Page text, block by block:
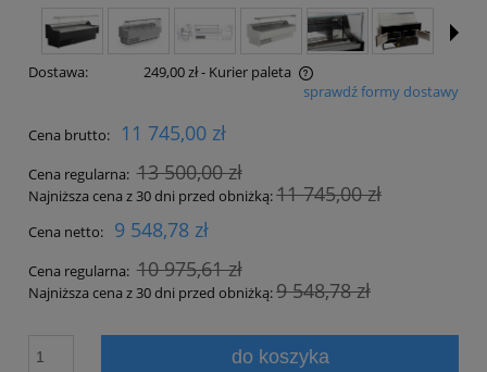
Dostawa: 249,00 zł- Kurier paleta
Cena nie zawiera ewentualnych kosztów płatnościsprawdź formy dostawy
Cena brutto: 11 745,00 zł
Cena regularna: 13 500,00 zł
Najniższa cena z 30 dni przed obniżką:11 745,00 zł
Cena netto: 9 548,78 zł
Cena regularna: 10 975,61 zł
Najniższa cena z 30 dni przed obniżką:9 548,78 zł
do koszyka